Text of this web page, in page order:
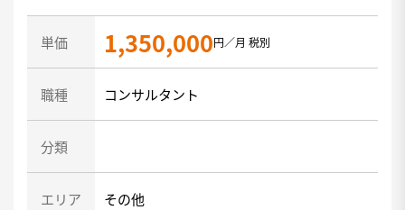
単価 1,350,000円／月 税別
職種 コンサルタント
分類
エリア その他